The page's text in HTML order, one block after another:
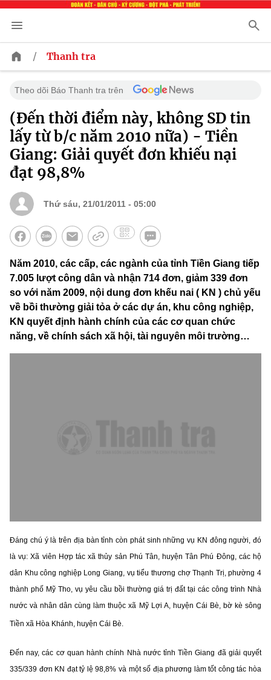
/ Thanh tra
Theo dõi Báo Thanh tra trên
(Đến thời điểm này, không SD tin
lấy từ b/c năm 2010 nữa) - Tiền
Giang: Giải quyết đơn khiếu nại
đạt 98,8%
Thứ sáu, 21/01/2011 - 05:00
Năm 2010, các cấp, các ngành của tỉnh Tiền Giang tiếp
7.005 lượt công dân và nhận 714 đơn, giảm 339 đơn
so với năm 2009, nội dung đơn khếu nai ( KN ) chủ yếu
về bồi thường giải tỏa ở các dự án, khu công nghiệp,
KN quyết định hành chính của các cơ quan chức
năng, về chính sách xã hội, tài nguyên môi trường…
Đáng chú ý là trên địa bàn tỉnh còn phát sinh những vụ KN đông người, đó
là vụ: Xã viên Hợp tác xã thủy sản Phú Tân, huyện Tân Phú Đông, các hộ
dân Khu công nghiệp Long Giang, vụ tiểu thương chợ Thạnh Trị, phường 4
thành phố Mỹ Tho, vụ yêu cầu bồi thường giá trị đất tại các công trình Nhà
nước và nhân dân cùng làm thuộc xã Mỹ Lợi A, huyện Cái Bè, bờ kè sông
Tiền xã Hòa Khánh, huyện Cái Bè.
Đến nay, các cơ quan hành chính Nhà nước tỉnh Tiền Giang đã giải quyết
335/339 đơn KN đạt tỷ lệ 98,8% và một số địa phương làm tốt công tác hòa